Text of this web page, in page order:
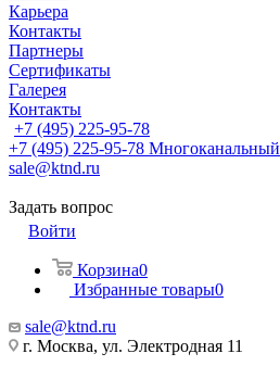
Карьера
Контакты
Партнеры
Сертификаты
Галерея
Контакты
+7 (495) 225-95-78
+7 (495) 225-95-78 Многоканальный
sale@ktnd.ru
Задать вопрос
Войти
Корзина0
Избранные товары0
sale@ktnd.ru
г. Москва, ул. Электродная 11